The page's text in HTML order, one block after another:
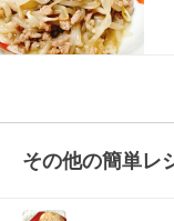
その他の簡単レ